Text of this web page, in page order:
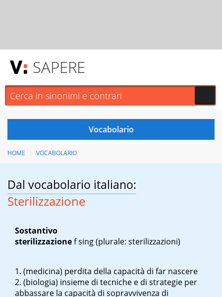
SAPERE
HOME VOCABOLARIO
Dal vocabolario italiano:
Sterilizzazione
Sostantivo
sterilizzazionef sing(plurale: sterilizzazioni)
(medicina) perdita della capacità di far nascere
(biologia) insieme di tecniche e di strategie per
abbassare la capacità di sopravvivenza di